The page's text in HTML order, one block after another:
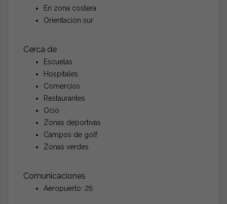
En zona costera
Orientación sur
Cerca de
Escuelas
Hospitales
Comercios
Restaurantes
Ocio
Zonas deportivas
Campos de golf
Zonas verdes
Comunicaciones
Aeropuerto: 25